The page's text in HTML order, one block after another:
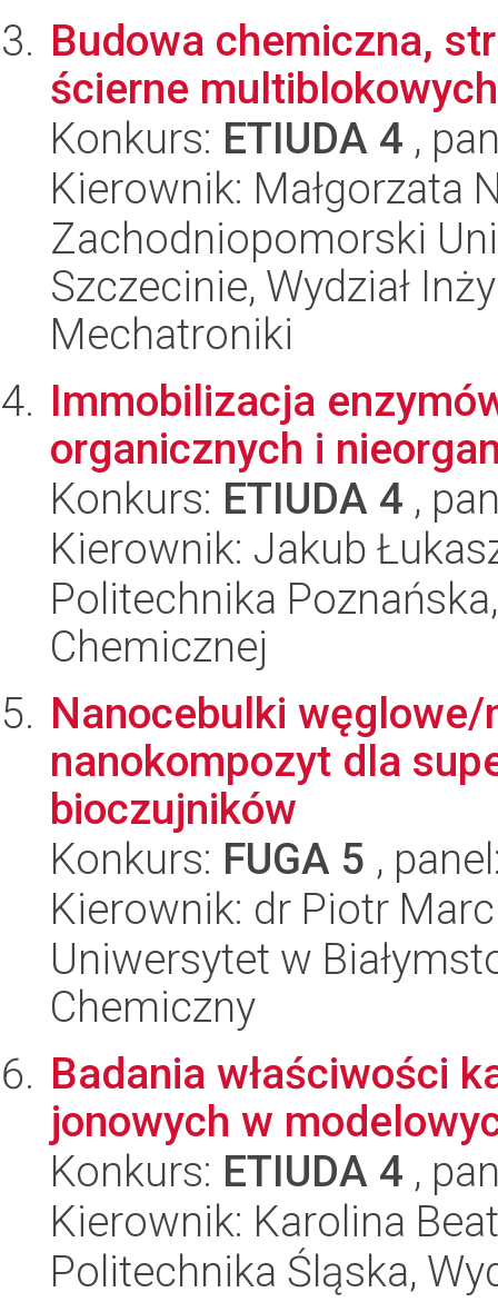
Budowa chemiczna,
ścierne
Konkurs: ETIUDA 4 ,
Kierownik: Małgorzata
Zachodniopomorski
Szczecinie, Wydział
Mechatroniki
Immobilizacja
organicznych i
Konkurs: ETIUDA 4 ,
Kierownik: Jakub
Politechnika
Chemicznej
Nanocebulki
nanokompozyt dla
bioczujników
Konkurs: FUGA 5 ,
Kierownik: dr Piotr
Uniwersytet w
Chemiczny
Badania właściwości
jonowych w
Konkurs: ETIUDA 4 ,
Kierownik: Karolina
Politechnika Śląska,